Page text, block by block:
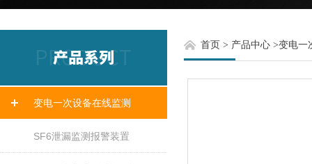
变电一次设备在线监测
SF6泄漏监测报警装置
首页 > 产品中心 >变电一